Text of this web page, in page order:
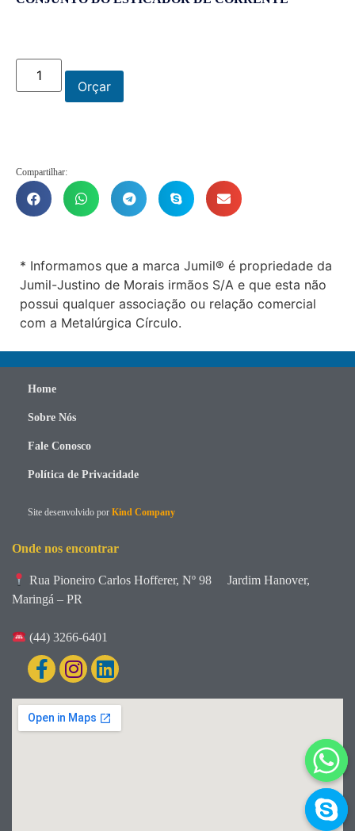
Orçar
Compartilhar:
* Informamos que a marca Jumil® é propriedade da
Jumil-Justino de Morais irmãos S/A e que esta não
possui qualquer associação ou relação comercial
com a Metalúrgica Círculo.
Home
Sobre Nós
Fale Conosco
Política de Privacidade
Site desenvolvido por Kind Company
Onde nos encontrar
Rua Pioneiro Carlos Hofferer, Nº 98
Jardim Hanover,
Maringá – PR
(44) 3266-6401